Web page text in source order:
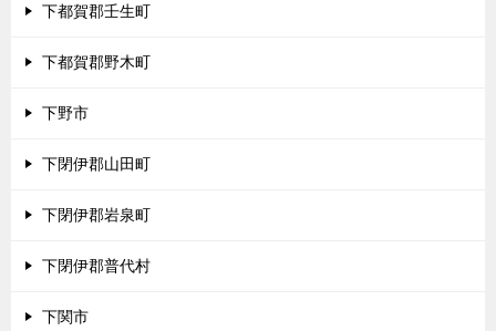
下都賀郡壬生町
下都賀郡野木町
下野市
下閉伊郡山田町
下閉伊郡岩泉町
下閉伊郡普代村
下関市